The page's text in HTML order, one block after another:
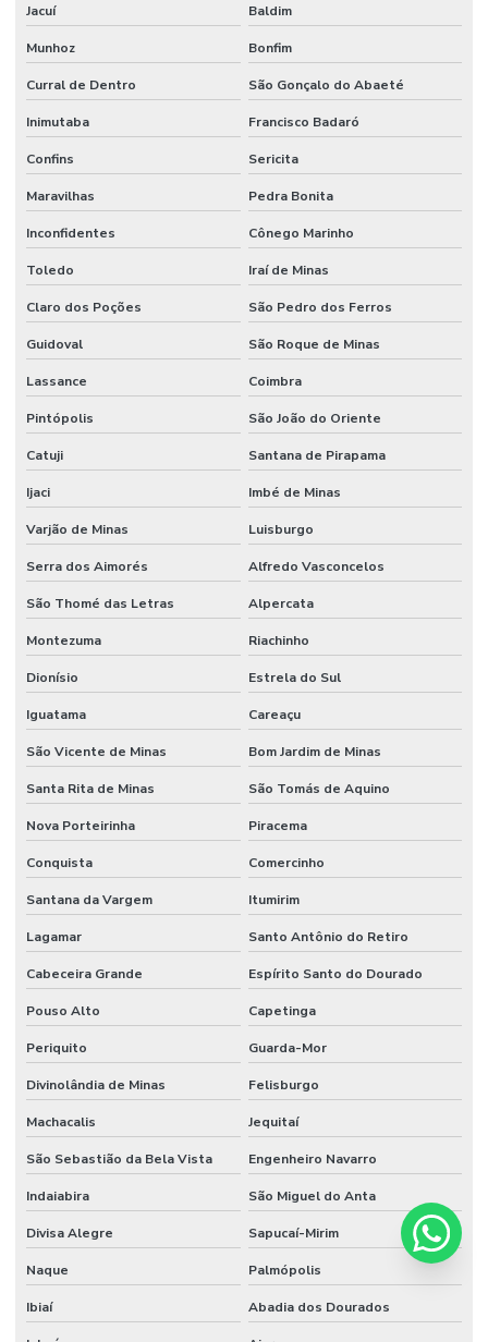
Jacuí Baldim
Munhoz Bonfim
Curral de Dentro São Gonçalo do Abaeté
Inimutaba Francisco Badaró
Confins Sericita
Maravilhas Pedra Bonita
Inconfidentes Cônego Marinho
Toledo Iraí de Minas
Claro dos Poções São Pedro dos Ferros
Guidoval São Roque de Minas
Lassance Coimbra
Pintópolis São João do Oriente
Catuji Santana de Pirapama
Ijaci Imbé de Minas
Varjão de Minas Luisburgo
Serra dos Aimorés Alfredo Vasconcelos
São Thomé das Letras Alpercata
Montezuma Riachinho
Dionísio Estrela do Sul
Iguatama Careaçu
São Vicente de Minas Bom Jardim de Minas
Santa Rita de Minas São Tomás de Aquino
Nova Porteirinha Piracema
Conquista Comercinho
Santana da Vargem Itumirim
Lagamar Santo Antônio do Retiro
Cabeceira Grande Espírito Santo do Dourado
Pouso Alto Capetinga
Periquito Guarda-Mor
Divinolândia de Minas Felisburgo
Machacalis Jequitaí
São Sebastião da Bela Vista Engenheiro Navarro
Indaiabira São Miguel do Anta
Divisa Alegre Sapucaí-Mirim
Naque Palmópolis
Ibiaí Abadia dos Dourados